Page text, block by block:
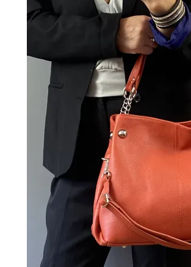
NOIRCAMEL
F
J'ajoute à mon panier !